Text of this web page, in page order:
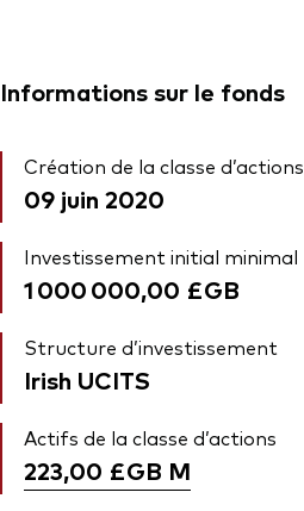
Informations sur le fonds
Création de la classe d’actions
09 juin 2020
Investissement initial minimal
1 000 000,00 £GB
Structure d’investissement
Irish UCITS
Actifs de la classe d’actions
223,00 £GB M